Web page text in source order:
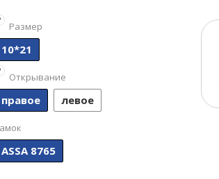
Размер
10*21
Открывание
правое левое
ASSA 8765